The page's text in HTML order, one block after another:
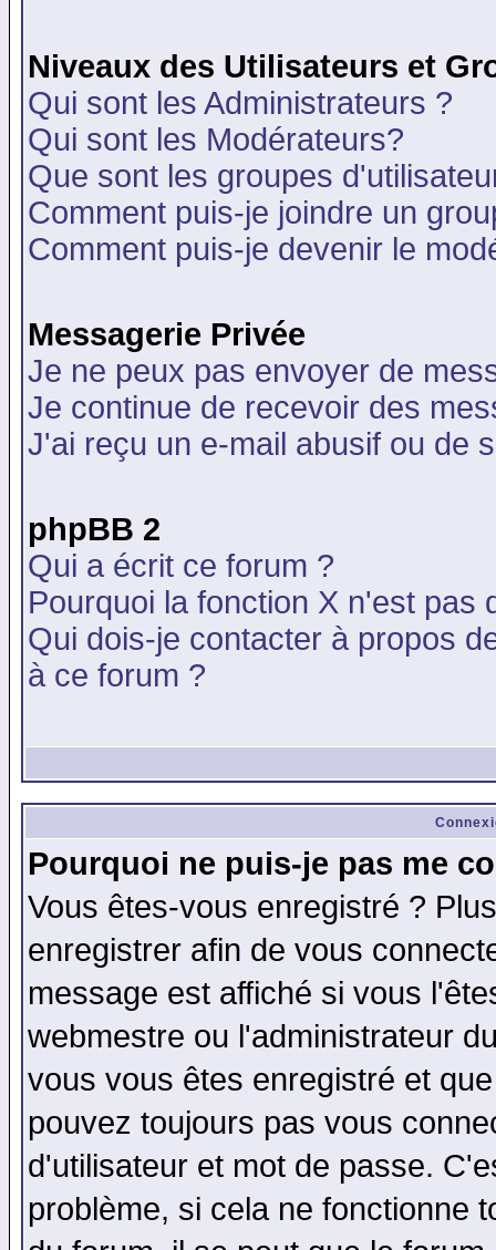
Niveaux des Utilisateurs et
Qui sont les Administrateurs ?
Qui sont les Modérateurs?
Que sont les groupes
Comment puis-je joindre un
Comment puis-je devenir le
Messagerie Privée
Je ne peux pas envoyer de
Je continue de recevoir des
J'ai reçu un e-mail abusif ou de
phpBB 2
Qui a écrit ce forum ?
Pourquoi la fonction X n'est pas
Qui dois-je contacter à propos
à ce forum ?
Pourquoi ne puis-je pas me
Vous êtes-vous enregistré ?
enregistrer afin de vous
message est affiché si vous
webmestre ou l'administrateur
vous vous êtes enregistré et
pouvez toujours pas vous
d'utilisateur et mot de passe.
problème, si cela ne fonctionne